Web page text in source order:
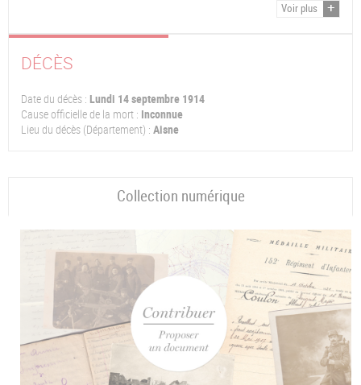
Voir plus
DÉCÈS
Date du décès : Lundi 14 septembre 1914
Cause officielle de la mort : Inconnue
Lieu du décès (Département) : Aisne
Collection numérique